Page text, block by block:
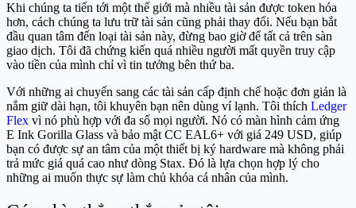
Khi chúng ta tiến tới một thế giới mà nhiều tài sản được token hóa
hơn, cách chúng ta lưu trữ tài sản cũng phải thay đổi. Nếu bạn bắt
đầu quan tâm đến loại tài sản này, đừng bao giờ để tất cả trên sàn
giao dịch. Tôi đã chứng kiến quá nhiều người mất quyền truy cập
vào tiền của mình chỉ vì tin tưởng bên thứ ba.
Với những ai chuyển sang các tài sản cấp định chế hoặc đơn giản là
nắm giữ dài hạn, tôi khuyên bạn nên dùng ví lạnh. Tôi thích Ledger
Flex vì nó phù hợp với đa số mọi người. Nó có màn hình cảm ứng
E Ink Gorilla Glass và bảo mật CC EAL6+ với giá 249 USD, giúp
bạn có được sự an tâm của một thiết bị ký hardware mà không phải
trả mức giá quá cao như dòng Stax. Đó là lựa chọn hợp lý cho
những ai muốn thực sự làm chủ khóa cá nhân của mình.